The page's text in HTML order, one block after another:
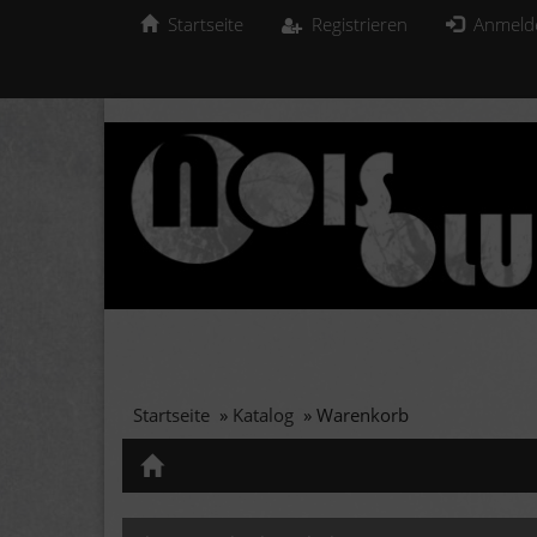
Startseite Registrieren
Startseite » Katalog » Warenkorb